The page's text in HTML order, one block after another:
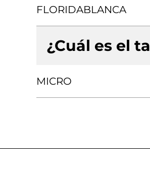
FLORIDABLANCA
¿Cuál es el
MICRO